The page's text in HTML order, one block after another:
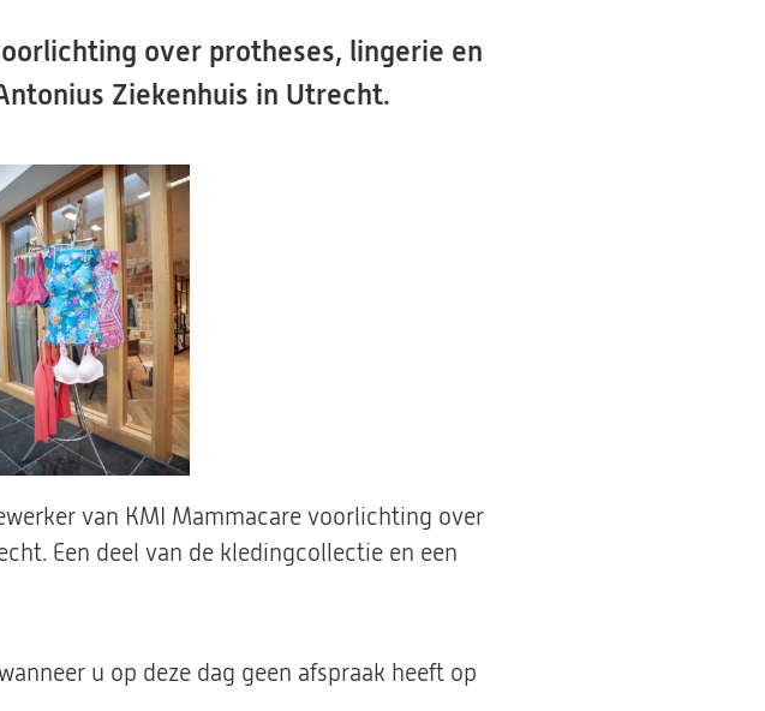
over protheses, lingerie en
Ziekenhuis in Utrecht.
van KMI Mammacare voorlichting over
Een deel van de kledingcollectie en een
u op deze dag geen afspraak heeft op